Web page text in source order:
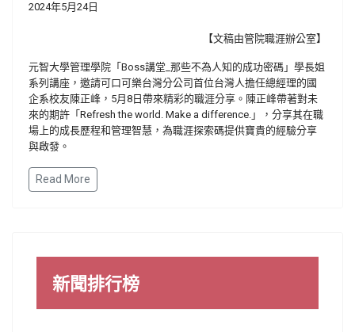
2024年5月24日
【文稿由管院職涯辦公室】
元智大學管理學院「Boss講堂_那些不為人知的成功密碼」學長姐
系列講座，邀請可口可樂台灣分公司首位台灣人擔任總經理的國
企系校友陳正峰，5月8日帶來精彩的職涯分享。陳正峰帶著對未
來的期許「Refresh the world. Make a difference.」，分享其在職
場上的成長歷程和管理智慧，為職涯探索碼提供寶貴的經驗分享
與啟發。
Read More
新聞排行榜